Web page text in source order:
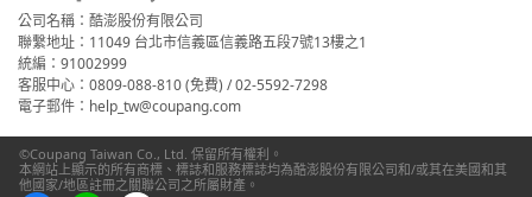
公司名稱：酷澎股份有限公司
聯繫地址：11049 台北市信義區信義路五段7號13樓之1
統編：91002999
客服中心：0809-088-810 (免費) / 02-5592-7298
電子郵件：help_tw@coupang.com
©Coupang Taiwan Co., Ltd. 保留所有權利。
本網站上顯示的所有商標、標誌和服務標誌均為酷澎股份有限公司和/或其在美國和其
他國家/地區註冊之關聯公司之所屬財產。